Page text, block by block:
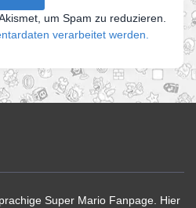
um Spam zu reduzieren.
verarbeitet werden.
Super Mario Fanpage. Hier